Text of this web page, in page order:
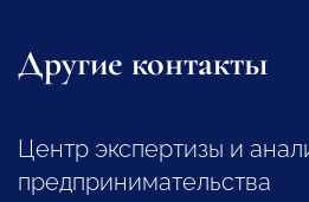
Другие контакты
Центр экспертизы и
предпринимательства